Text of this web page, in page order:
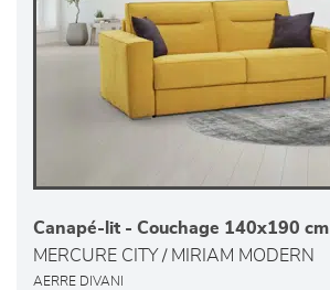
Canapé-lit - Couchage 140x190 cm
MERCURE CITY / MIRIAM MODERN
AERRE DIVANI